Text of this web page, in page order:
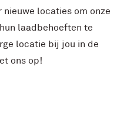
locaties om onze
laadbehoeften te
locatie bij jou in de
ons op!